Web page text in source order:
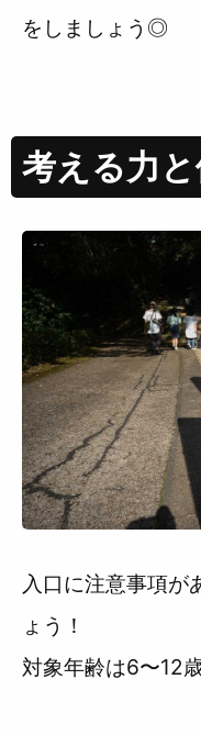
をしましょう◎
考える力
入口に注意事項が
ょう！
対象年齢は6〜12歳